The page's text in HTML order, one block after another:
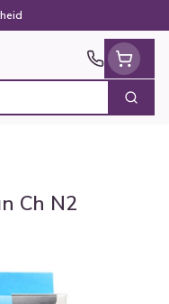
Zoek
Ch N2